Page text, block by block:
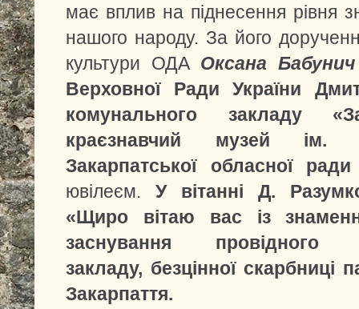
має вплив на піднесення рівня
нашого народу. За його
культури ОДА Оксана Бабунич
Верховної Ради України
комунального закладу
краєзнавчий музей ім.
Закарпатської обласної
ювілеєм. У вітанні Д.
«Щиро вітаю вас із
заснування провідного
закладу, безцінної скарбниці
Закарпаття.